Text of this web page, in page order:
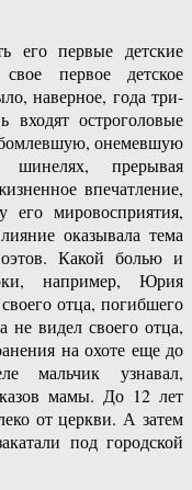
его первые детские
первое детское
наверное, года три-
входят остроголовые
онемевшую
прерывая
впечатление,
мировосприятия,
оказывала тема
Какой болью и
например, Юрия
отца, погибшего
видел своего отца,
на охоте еще до
мальчик узнавал,
мамы. До 12 лет
от церкви. А затем
под городской